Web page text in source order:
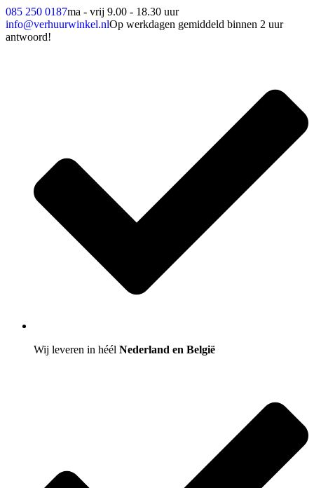
085 250 0187ma - vrij 9.00 - 18.30 uur
info@verhuurwinkel.nlOp werkdagen gemiddeld binnen 2 uur
antwoord!
Wij leveren in héél Nederland en België